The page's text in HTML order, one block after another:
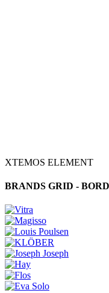
XTEMOS ELEMENT
BRANDS GRID -